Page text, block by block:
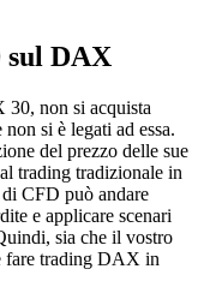
sul DAX
non si acquista
si è legati ad essa.
del prezzo delle sue
trading tradizionale in
CFD può andare
e applicare scenari
sia che il vostro
fare trading DAX in